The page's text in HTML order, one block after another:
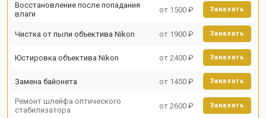
Восстановление после попадания
влаги
от 1500 ₽ Заказать
Чистка от пыли объектива Nikon от 1900 ₽ Заказать
Юстировка объектива Nikon от 2400 ₽ Заказать
Замена байонета от 1450 ₽ Заказать
Ремонт шлейфа оптического
стабилизатора
от 2600 ₽ Заказать